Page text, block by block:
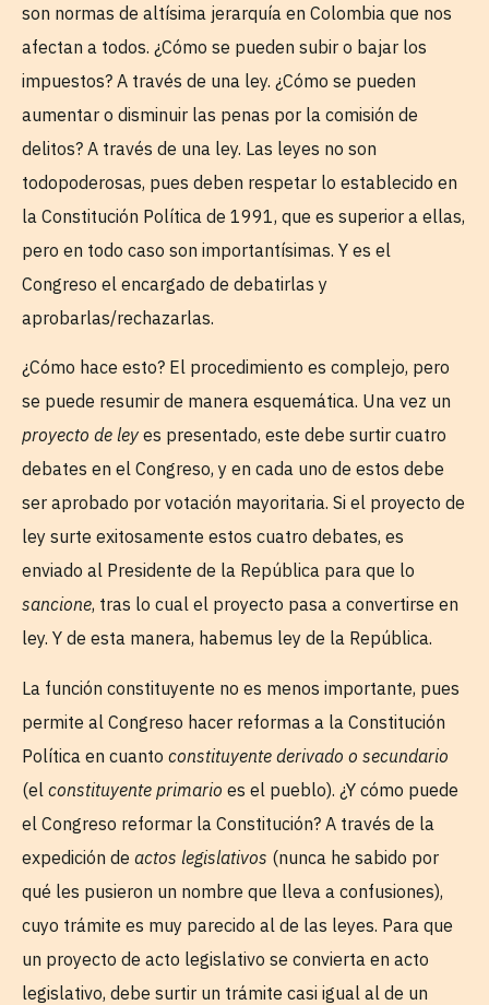
son normas de altísima jerarquía en Colombia que nos
afectan a todos. ¿Cómo se pueden subir o bajar los
impuestos? A través de una ley. ¿Cómo se pueden
aumentar o disminuir las penas por la comisión de
delitos? A través de una ley. Las leyes no son
todopoderosas, pues deben respetar lo establecido en
la Constitución Política de 1991, que es superior a ellas,
pero en todo caso son importantísimas. Y es el
Congreso el encargado de debatirlas y
aprobarlas/rechazarlas.
¿Cómo hace esto? El procedimiento es complejo, pero
se puede resumir de manera esquemática. Una vez un
proyecto de ley es presentado, este debe surtir cuatro
debates en el Congreso, y en cada uno de estos debe
ser aprobado por votación mayoritaria. Si el proyecto de
ley surte exitosamente estos cuatro debates, es
enviado al Presidente de la República para que lo
sancione, tras lo cual el proyecto pasa a convertirse en
ley. Y de esta manera, habemus ley de la República.
La función constituyente no es menos importante, pues
permite al Congreso hacer reformas a la Constitución
Política en cuanto constituyente derivado o secundario
(el constituyente primario es el pueblo). ¿Y cómo puede
el Congreso reformar la Constitución? A través de la
expedición de actos legislativos (nunca he sabido por
qué les pusieron un nombre que lleva a confusiones),
cuyo trámite es muy parecido al de las leyes. Para que
un proyecto de acto legislativo se convierta en acto
legislativo, debe surtir un trámite casi igual al de un